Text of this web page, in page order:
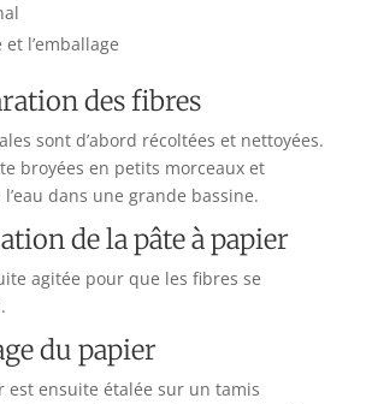
l’emballage
des fibres
sont d’abord récoltées et nettoyées.
broyées en petits morceaux et
dans une grande bassine.
de la pâte à papier
agitée pour que les fibres se
du papier
est ensuite étalée sur un tamis